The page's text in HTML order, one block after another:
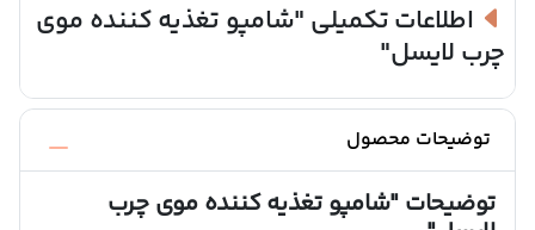
اطلاعات تکمیلی "شامپو تغذیه کننده موی
چرب لایسل"
توضیحات محصول
توضیحات"شامپو تغذیه کننده موی چرب